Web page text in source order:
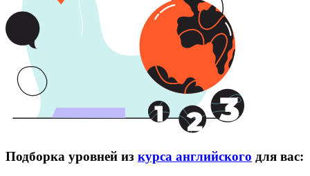
Подборка уровней из курса английского для вас: